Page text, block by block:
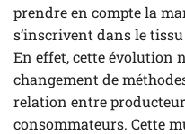
prendre en compte la
s’inscrivent dans le
En effet, cette évolution
changement de
relation entre
consommateurs. Cette